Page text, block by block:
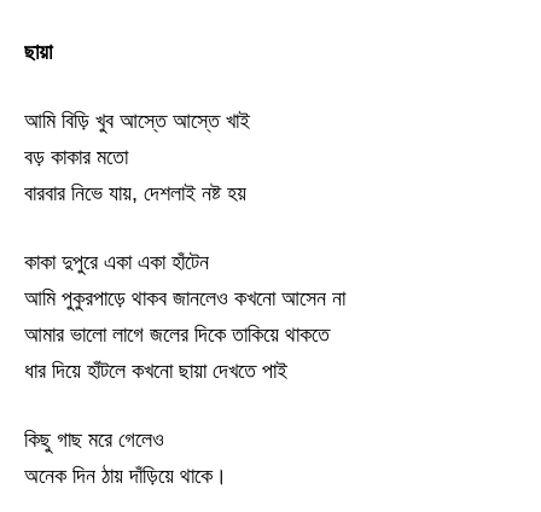
ছায়া
আমি বিড়ি খুব আস্তে আস্তে খাই
বড় কাকার মতো
বারবার নিভে যায়, দেশলাই নষ্ট হয়
কাকা দুপুরে একা একা হাঁটেন
আমি পুকুরপাড়ে থাকব জানলেও কখনো আসেন না
আমার ভালো লাগে জলের দিকে তাকিয়ে থাকতে
ধার দিয়ে হাঁটলে কখনো ছায়া দেখতে পাই
কিছু গাছ মরে গেলেও
অনেক দিন ঠায় দাঁড়িয়ে থাকে।